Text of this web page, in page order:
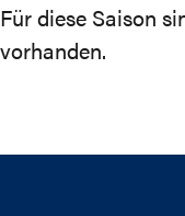
Für diese Saison
vorhanden.